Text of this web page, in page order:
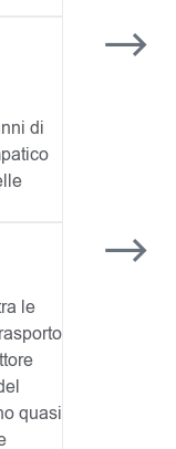
di
le
quasi